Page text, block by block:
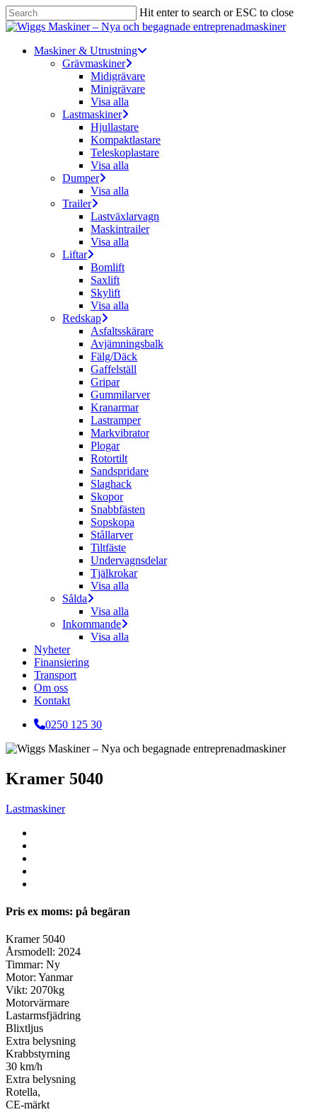
Skip
to
content
Hit enter to search or ESC to close
Close
Menu
Maskiner & Utrustning
Grävmaskiner
Midigrävare
Minigrävare
Visa alla
Lastmaskiner
Hjullastare
Kompaktlastare
Teleskoplastare
Visa alla
Dumper
Visa alla
Trailer
Lastväxlarvagn
Maskintrailer
Visa alla
Liftar
Bomlift
Saxlift
Skylift
Visa alla
Redskap
Asfaltsskärare
Avjämningsbalk
Fälg/Däck
Gaffelställ
Gripar
Gummilarver
Kranarmar
Lastramper
Markvibrator
Plogar
Rotortilt
Sandspridare
Slaghack
Skopor
Snabbfästen
Sopskopa
Stållarver
Tiltfäste
Undervagnsdelar
Tjälkrokar
Visa alla
Sålda
Visa alla
Inkommande
Visa alla
Nyheter
Finansiering
Transport
Om oss
Kontakt
0250 125 30
Kramer 5040
Lastmaskiner
Pris ex moms: på begäran
Kramer 5040
Årsmodell: 2024
Timmar: Ny
Motor: Yanmar
Vikt: 2070kg
Motorvärmare
Lastarmsfjädring
Blixtljus
Extra belysning
Krabbstyrning
30 km/h
Extra belysning
Rotella,
CE-märkt